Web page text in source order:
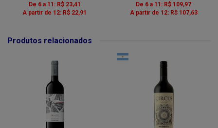
De 6 a 11: R$ 23,41
A partir de 12: R$ 22,91
De 6 a 11: R$ 109,97
A partir de 12: R$ 107,63
Produtos relacionados